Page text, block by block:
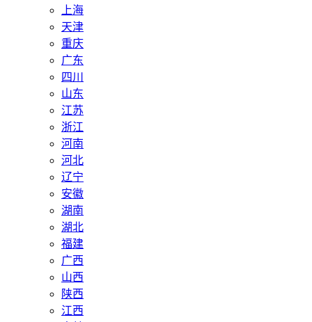
上海
天津
重庆
广东
四川
山东
江苏
浙江
河南
河北
辽宁
安徽
湖南
湖北
福建
广西
山西
陕西
江西